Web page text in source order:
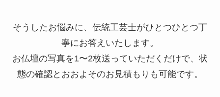
そうしたお悩みに、伝統工芸士がひとつひとつ丁
寧にお答えいたします。
お仏壇の写真を1〜2枚送っていただくだけで、状
態の確認とおおよそのお見積もりも可能です。